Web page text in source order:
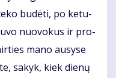
bu­dė­ti, po ke­tu­
nuo­vo­kus ir pro­
ma­no au­sy­se
sa­kyk, kiek die­nų